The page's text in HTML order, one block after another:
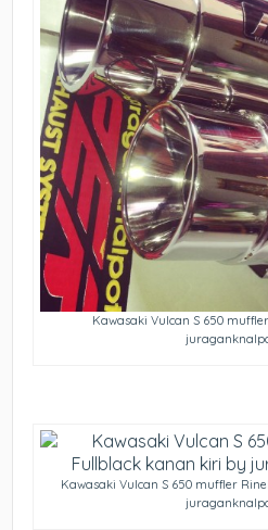
Kawasaki Vulcan S 650
Kawasaki Vulcan S 650 muffler